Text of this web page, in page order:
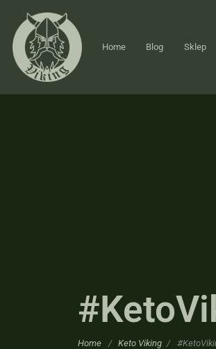
Home Blog Sklep
Home / Keto Viking /